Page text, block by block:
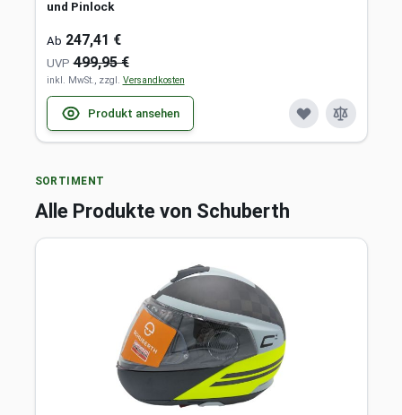
und Pinlock
Ab 247,41 €
UVP 499,95 €
inkl. MwSt., zzgl. Versandkosten
Produkt ansehen
SORTIMENT
Alle Produkte von Schuberth